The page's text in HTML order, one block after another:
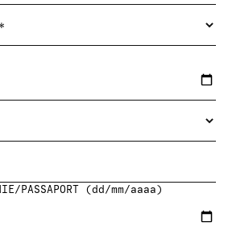
PASSAPORT (dd/mm/aaaa)